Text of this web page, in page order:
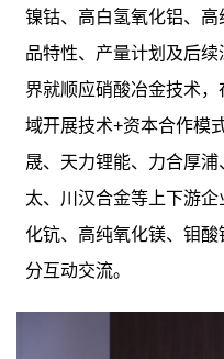
镍钴、高白氢氧化铝、
品特性、产量计划及后
界就顺应硝酸冶金技术
域开展技术+资本合作模
晟、天力锂能、力合厚
太、川汉合金等上下游
化钪、高纯氧化镁、钼
分互动交流。